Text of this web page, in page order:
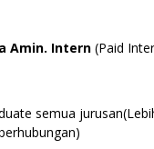
Amin. Intern (Paid
semua